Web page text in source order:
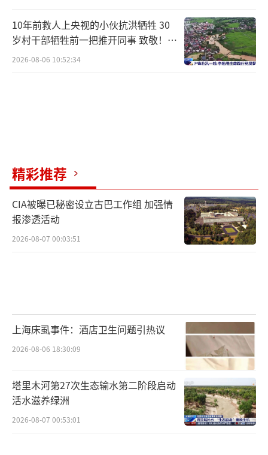
10年前救人上央视的小伙抗洪牺牲 30
岁村干部牺牲前一把推开同事 致敬！送
别！
2026-08-06 10:52:34
精彩推荐
CIA被曝已秘密设立古巴工作组 加强情
报渗透活动
2026-08-07 00:03:51
上海床虱事件：酒店卫生问题引热议
2026-08-06 18:30:09
塔里木河第27次生态输水第二阶段启动
活水滋养绿洲
2026-08-07 00:53:01